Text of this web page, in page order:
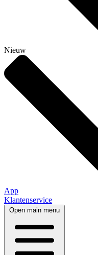
Nieuw
App
Klantenservice
Open main menu